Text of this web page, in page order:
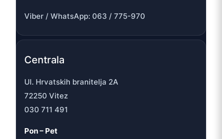
Viber / WhatsApp: 063 / 775-970
Centrala
Ul. Hrvatskih branitelja 2A
72250 Vitez
030 711 491
Pon – Pet